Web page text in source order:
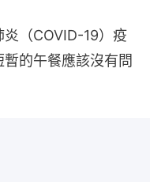
（COVID-19）疫
的午餐應該沒有問